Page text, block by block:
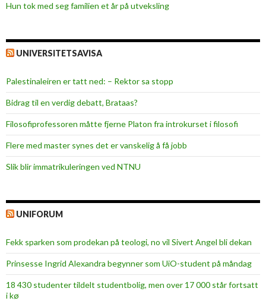
Hun tok med seg familien et år på utveksling
UNIVERSITETSAVISA
Palestinaleiren er tatt ned: – Rektor sa stopp
Bidrag til en verdig debatt, Brataas?
Filosofiprofessoren måtte fjerne Platon fra introkurset i filosofi
Flere med master synes det er vanskelig å få jobb
Slik blir immatrikuleringen ved NTNU
UNIFORUM
Fekk sparken som prodekan på teologi, no vil Sivert Angel bli dekan
Prinsesse Ingrid Alexandra begynner som UiO-student på måndag
18 430 studenter tildelt studentbolig, men over 17 000 står fortsatt
i kø